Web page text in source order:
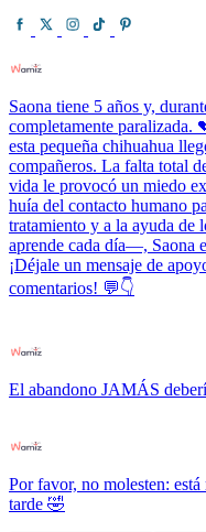
Saona tiene 5 años y,
completamente paralizada.
esta pequeña chihuahua
compañeros. La falta total
vida le provocó un miedo
huía del contacto humano
tratamiento y a la ayuda
aprende cada día—, Saona
¡Déjale un mensaje de
comentarios! 💬👇
El abandono JAMÁS
Por favor, no molesten:
tarde 🤣